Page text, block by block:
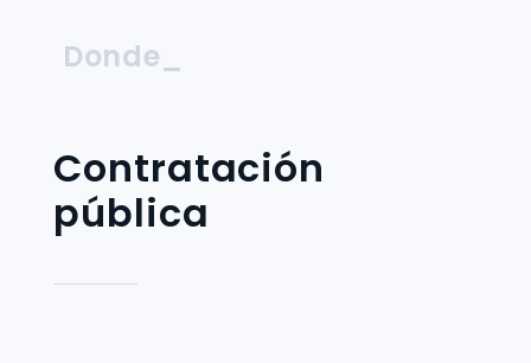
Donde_
Contratación
pública